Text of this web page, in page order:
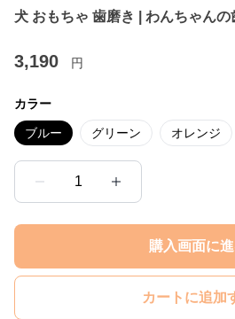
犬 おもちゃ 歯磨き | わんちゃん
3,190 円
カラー
ブルー グリーン オレンジ
1
購入画面に
カートに追加